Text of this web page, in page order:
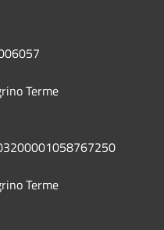
Terme
Terme